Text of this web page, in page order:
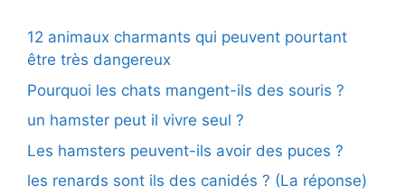
12 animaux charmants qui peuvent pourtant
être très dangereux
Pourquoi les chats mangent-ils des souris ?
un hamster peut il vivre seul ?
Les hamsters peuvent-ils avoir des puces ?
les renards sont ils des canidés ? (La réponse)